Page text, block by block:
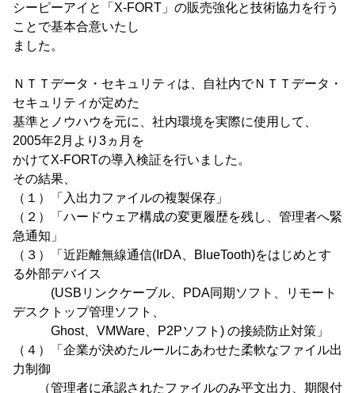
シーピーアイと「X-FORT」の販売強化と技術協力を行う
ことで基本合意いたし
ました。
ＮＴＴデータ・セキュリティは、自社内でＮＴＴデータ・
セキュリティが定めた
基準とノウハウを元に、社内環境を実際に使用して、
2005年2月より3ヵ月を
かけてX-FORTの導入検証を行いました。
その結果、
（１）「入出力ファイルの複製保存」
（２）「ハードウェア構成の変更履歴を残し、管理者へ緊
急通知」
（３）「近距離無線通信(IrDA、BlueTooth)をはじめとす
る外部デバイス
(USBリンクケーブル、PDA同期ソフト、リモート
デスクトップ管理ソフト、
Ghost、VMWare、P2Pソフト) の接続防止対策」
（４）「企業が決めたルールにあわせた柔軟なファイル出
力制御
（管理者に承認されたファイルのみ平文出力、期限付